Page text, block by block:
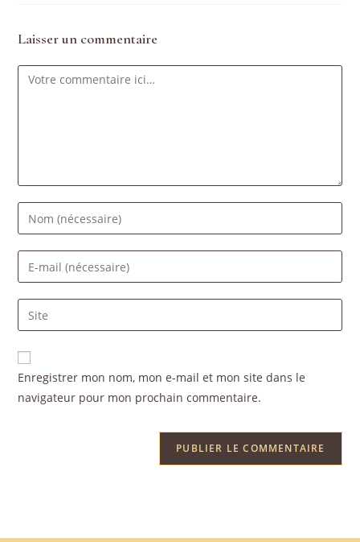
Laisser un commentaire
Enregistrer mon nom, mon e-mail et mon site dans le
navigateur pour mon prochain commentaire.